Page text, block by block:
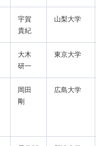
宇賀
貴紀
山梨大学
大木
研一
東京大学
岡田
剛
広島大学